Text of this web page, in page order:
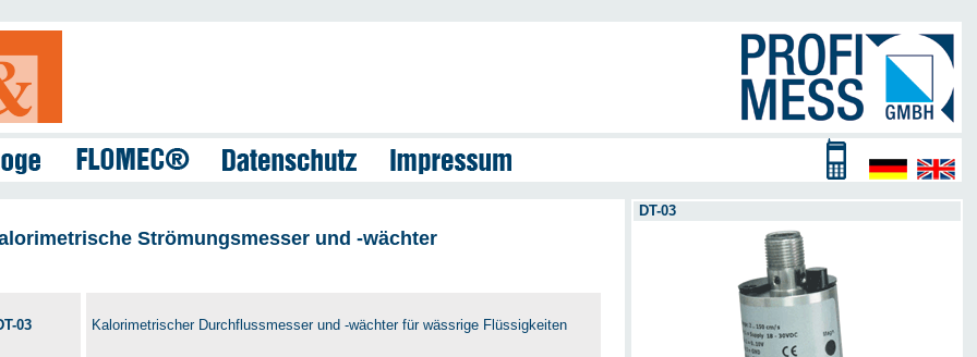
Strömungsmesser und -wächter
03 Kalorimetrischer Durchflussmesser und -wächter für wässrige Flüssigkeiten
DT-03